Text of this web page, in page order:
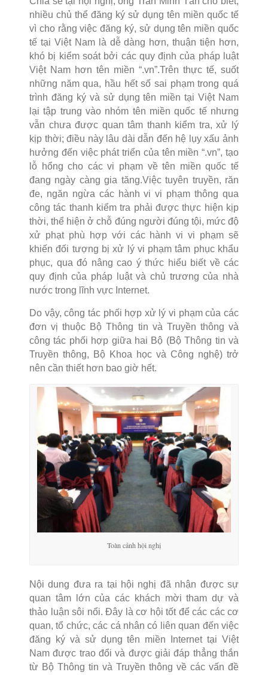
nhiều chủ thể đăng ký sử dụng tên miền quốc tế
vì cho rằng việc đăng ký, sử dụng tên miền quốc
tế tại Việt Nam là dễ dàng hơn, thuận tiện hơn,
khó bị kiểm soát bởi các quy định của pháp luật
Việt Nam hơn tên miền “.vn”.Trên thực tế, suốt
những năm qua, hầu hết số sai phạm trong quá
trình đăng ký và sử dụng tên miền tại Việt Nam
lại tập trung vào nhóm tên miền quốc tế nhưng
vẫn chưa được quan tâm thanh kiểm tra, xử lý
kịp thời; điều này lâu dài dẫn đến hệ lụy xấu ảnh
hưởng đến việc phát triển của tên miền “.vn”, tạo
lỗ hổng cho các vi phạm về tên miền quốc tế
đang ngày càng gia tăng.Việc tuyên truyền, răn
đe, ngăn ngừa các hành vi vi phạm thông qua
công tác thanh kiểm tra phải được thực hiện kịp
thời, thể hiện ở chỗ đúng người đúng tội, mức độ
xử phạt phù hợp với các hành vi vi phạm sẽ
khiến đối tượng bị xử lý vi phạm tâm phục khẩu
phục, qua đó nâng cao ý thức hiểu biết về các
quy định của pháp luật và chủ trương của nhà
nước trong lĩnh vực Internet.
Do vậy, công tác phối hợp xử lý vi phạm của các
đơn vị thuộc Bộ Thông tin và Truyền thông và
công tác phối hợp giữa hai Bộ (Bộ Thông tin và
Truyền thông, Bộ Khoa học và Công nghệ) trở
nên cần thiết hơn bao giờ hết.
Toàn cảnh hội nghị
Nội dung đưa ra tại hội nghị đã nhận được sự
quan tâm lớn của các khách mời tham dự và
thảo luận sôi nổi. Đây là cơ hội tốt để các các cơ
quan, tổ chức, các cá nhân có liên quan đến việc
đăng ký và sử dụng tên miền Internet tại Việt
Nam được trao đổi và được giải đáp thẳng thắn
từ Bộ Thông tin và Truyền thông về các vấn đề